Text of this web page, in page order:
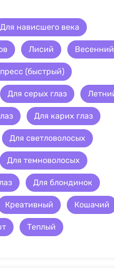
Для нависшего века
Лисий Весенний
(быстрый)
Для серых глаз
Для карих глаз
Для светловолосых
Для темноволосых
Для блондинок
Креативный Кошачий
Теплый